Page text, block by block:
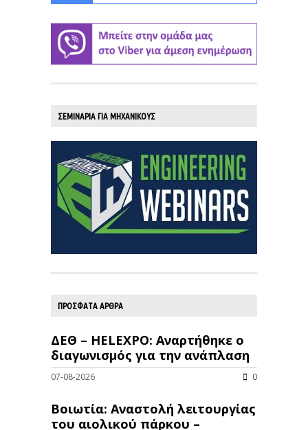
ΣΕΜΙΝΑΡΙΑ ΓΙΑ ΜΗΧΑΝΙΚΟΥΣ
ΠΡΟΣΦΑΤΑ ΑΡΘΡΑ
ΔΕΘ – HELEXPO: Αναρτήθηκε ο
διαγωνισμός για την ανάπλαση
07-08-2026 0
Βοιωτία: Αναστολή λειτουργίας
του αιολικού πάρκου –